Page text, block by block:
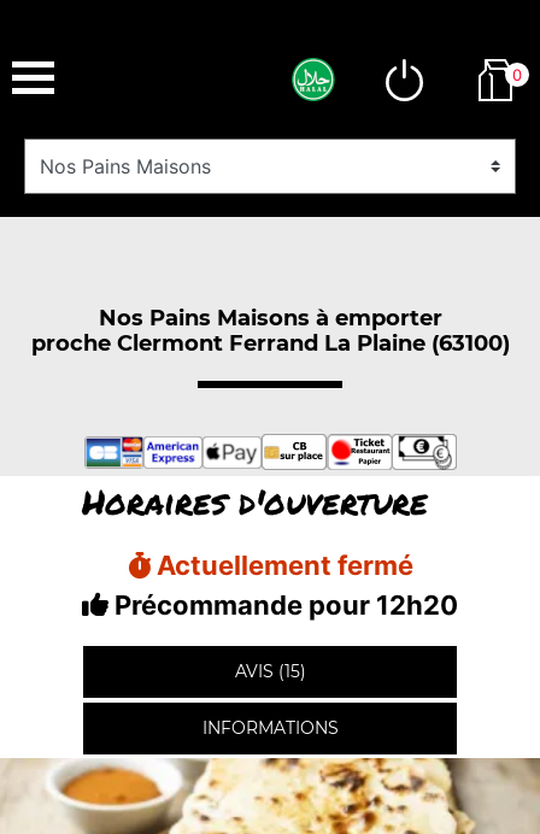
0
Nos Pains Maisons à emporter
proche Clermont Ferrand La Plaine (63100)
Horaires d'ouverture
Actuellement fermé
Précommande pour 12h20
AVIS (15)
INFORMATIONS